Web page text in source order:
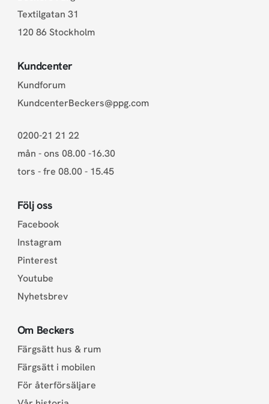
Textilgatan 31
120 86 Stockholm
Kundcenter
Kundforum
KundcenterBeckers@ppg.com
0200-21 21 22
mån - ons 08.00 -16.30
tors - fre 08.00 - 15.45
Följ oss
Facebook
Instagram
Pinterest
Youtube
Nyhetsbrev
Om Beckers
Färgsätt hus & rum
Färgsätt i mobilen
För återförsäljare